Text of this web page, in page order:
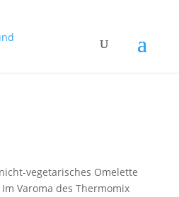
vegetarisches Omelette
Varoma des Thermomix